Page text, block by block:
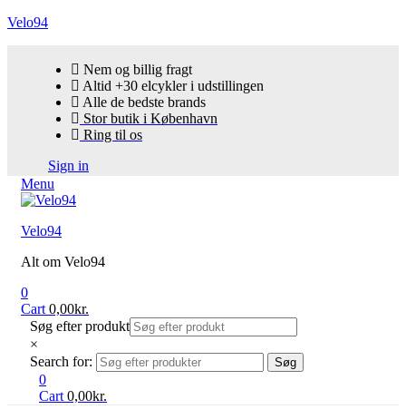
Velo94
Nem og billig fragt
Altid +30 elcykler i udstillingen
Alle de bedste brands
Stor butik i København
Ring til os
Sign in
Menu
Velo94
Alt om Velo94
0
Cart 0,00kr.
Søg efter produkt
×
Search for:
Søg
0
Cart 0,00kr.